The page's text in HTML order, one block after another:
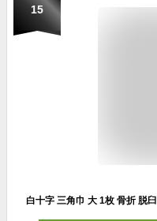
15
白十字 三角巾 大 1枚 骨折 脱臼